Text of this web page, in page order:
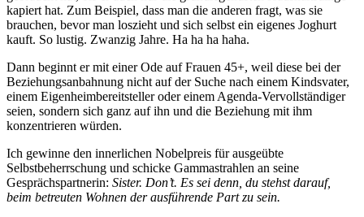
kapiert hat. Zum Beispiel, dass man die anderen fragt, was sie
brauchen, bevor man loszieht und sich selbst ein eigenes Joghurt
kauft. So lustig. Zwanzig Jahre. Ha ha ha haha.
Dann beginnt er mit einer Ode auf Frauen 45+, weil diese bei der
Beziehungsanbahnung nicht auf der Suche nach einem Kindsvater,
einem Eigenheimbereitsteller oder einem Agenda-Vervollständiger
seien, sondern sich ganz auf ihn und die Beziehung mit ihm
konzentrieren würden.
Ich gewinne den innerlichen Nobelpreis für ausgeübte
Selbstbeherrschung und schicke Gammastrahlen an seine
Gesprächspartnerin: Sister. Don’t. Es sei denn, du stehst darauf,
beim betreuten Wohnen der ausführende Part zu sein.